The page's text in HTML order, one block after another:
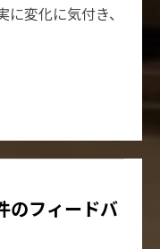
変化に気付き、
のフィードバ